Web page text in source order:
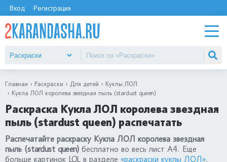
Вход Регистрация
Главная Раскраски Для детей
Куклы ЛОЛ
Кукла ЛОЛ королева звездная пыль (stardust queen)
Раскраска Кукла ЛОЛ королева звездная
пыль (stardust queen) распечатать
Распечатайте раскраску Кукла ЛОЛ королева звездная
пыль (stardust queen) бесплатно во весь лист А4. Еще
больше картинок LOL в разделе «раскраски куклы ЛОЛ».